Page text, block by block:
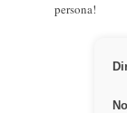
persona!